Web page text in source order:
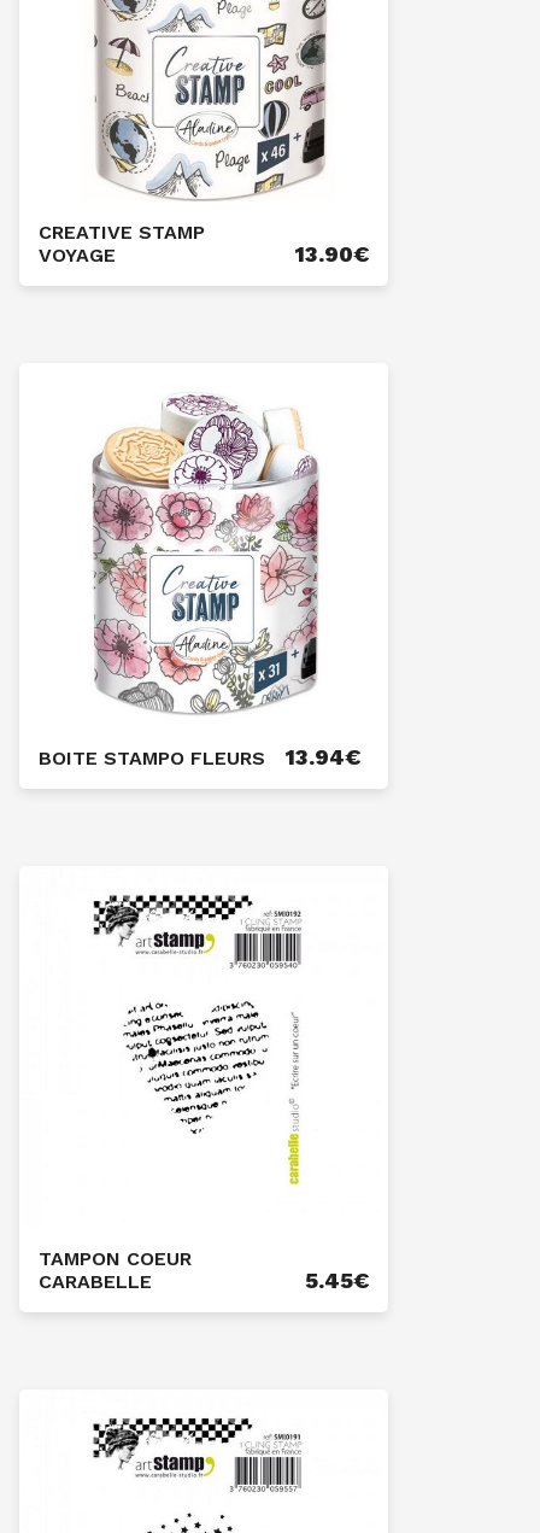
CREATIVE STAMP
VOYAGE
13.90€
BOITE STAMPO FLEURS 13.94€
TAMPON COEUR
CARABELLE
5.45€